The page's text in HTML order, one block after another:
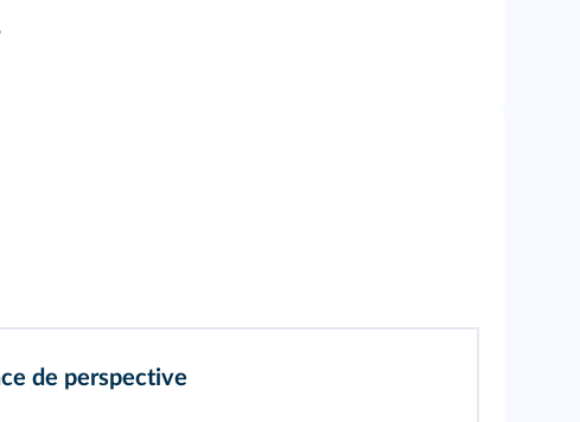
de perspective